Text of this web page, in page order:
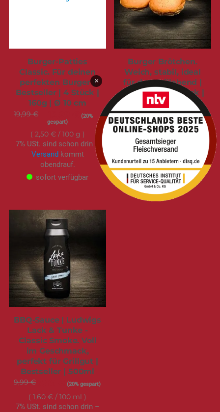
Burger-Patties
Classic. Für deinen
perfekten Burger |
Bestseller | 4 Stück |
160g | Ø 10 cm
19,99 € Sonderangebot
(20%
gespart)
2,50 €/ 100 g
7% USt. sind schon drin –
Versandkommt
obendrauf.
sofort verfügbar
Burger Brötchen.
Weich, stabil, ideal
für den Grillabend |
Bestseller | 4 Stück |
236g | Ø 11,5 cm
6,90 €
2,88 €/ 100 g
7% USt. sind schon drin –
Versandkommt
obendrauf.
sofort verfügbar
BBQ-Sauce | Ludwigs
Lack & Tunke -
Classic Smoke. Voll
im Geschmack,
perfekt für Grillgut |
Bestseller | 500ml
9,99 € Sonderangebot(20% gespart)
1,60 € / 100 ml
7% USt. sind schon drin –
×